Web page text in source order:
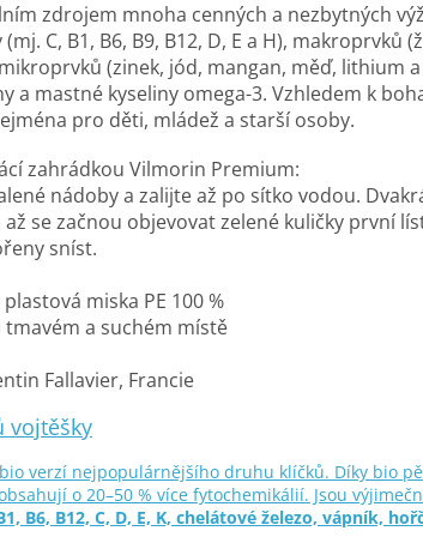
zdrojem mnoha cenných a nezbytných
C, B1, B6, B9, B12, D, E a H), makroprvků
(zinek, jód, mangan, měď, lithium a
a mastné kyseliny omega-3. Vzhledem k
pro děti, mládež a starší osoby.
zahrádkou Vilmorin Premium:
nádoby a zalijte až po sítko vodou.
se začnou objevovat zelené kuličky první
sníst.
miska PE 100 %
a suchém místě
Fallavier, Francie
vojtěšky
verzí nejpopulárnějšího druhu klíčků. Díky bio
o 20–50 % více fytochemikálií. Jsou
B6, B12, C, D, E, K, chelátové železo, vápník,